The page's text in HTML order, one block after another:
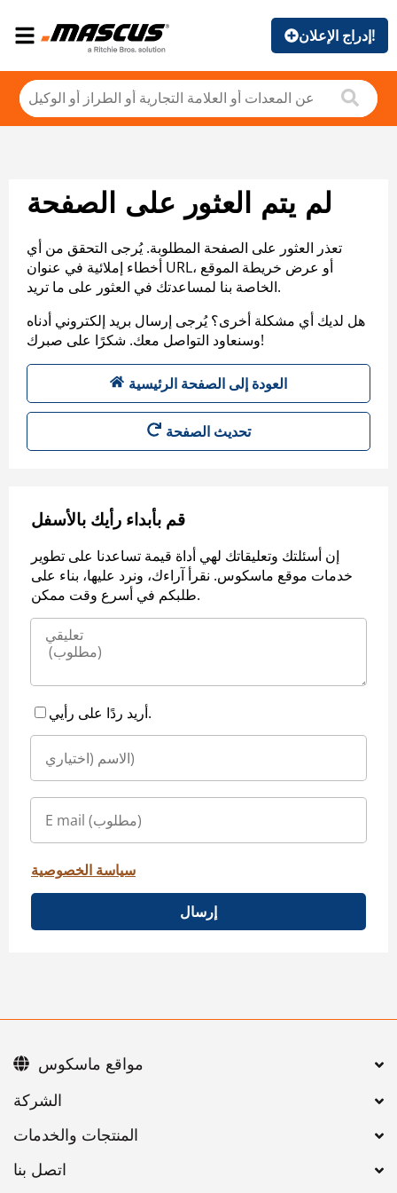
إدراج الإعلان!
لم يتم العثور على الصفحة
تعذر العثور على الصفحة المطلوبة. يُرجى التحقق من أي
أخطاء إملائية في عنوان URL، أو عرض خريطة الموقع
الخاصة بنا لمساعدتك في العثور على ما تريد.
هل لديك أي مشكلة أخرى؟ يُرجى إرسال بريد إلكتروني أدناه
وسنعاود التواصل معك. شكرًا على صبرك!
العودة إلى الصفحة الرئيسية
تحديث الصفحة
قم بأبداء رأيك بالأسفل
إن أسئلتك وتعليقاتك لهي أداة قيمة تساعدنا على تطوير
خدمات موقع ماسكوس. نقرأ آراءك، ونرد عليها، بناء على
طلبكم في أسرع وقت ممكن.
أريد ردًا على رأيي.
سياسة الخصوصية
إرسال
اتصل بنا
مواقع ماسكوس